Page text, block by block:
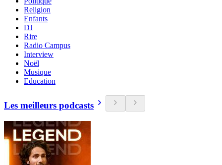
Religion
Enfants
DJ
Rire
Radio Campus
Interview
Noël
Musique
Education
Les meilleurs podcasts